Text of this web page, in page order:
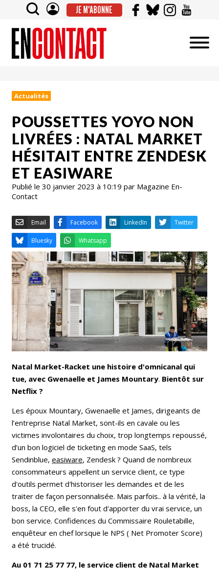
JE M'ABONNE
Actualités
POUSSETTES YOYO NON
LIVRÉES : NATAL MARKET
HÉSITAIT ENTRE ZENDESK
ET EASIWARE
Publié le 30 janvier 2023 à 10:19 par Magazine En-
Contact
Email Facebook LinkedIn
Bluesky Whatsapp
Natal Market-Racket une histoire d'omnicanal qui
tue, avec Gwenaelle et James Mountary. Bientôt sur
Netflix ?
Les époux Mountary, Gwenaelle et James, dirigeants de
l’entreprise Natal Market, sont-ils en cavale ou les
victimes involontaires du choix, trop longtemps repoussé,
d’un bon logiciel de ticketing en mode SaaS, tels
Sendinblue, easiware, Zendesk ? Quand de nombreux
consommateurs appellent un service client, ce type
d'outils permet d'historiser les demandes et de les
traiter de façon personnalisée. Mais parfois.. à la vérité, la
boss, la CEO, elle s'en fout d'apporter du vrai service, un
bon service. Confidences du Commissaire Rouletabille,
enquêteur en chef lorsque le NPS ( Net Promoter Score)
a été trucidé.
Au 01 71 25 77 77, le service client de Natal Market